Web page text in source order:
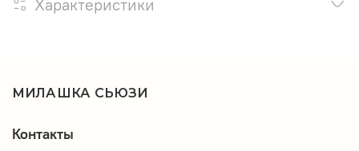
Характеристики
МИЛАШКА СЬЮЗИ
Контакты